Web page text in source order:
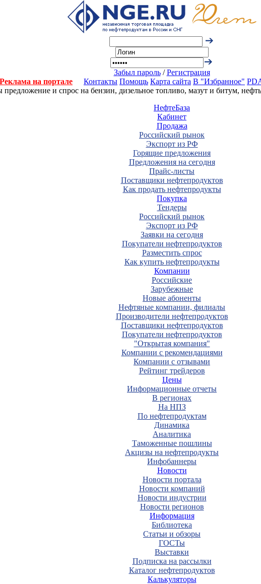
Забыл пароль/Регистрация
Реклама на портале
Контакты Помощь Карта сайта В "Избранное"
и спрос на бензин, дизельное топливо, мазут и битум,
НефтеБаза
Кабинет
Продажа
Российский рынок
Экспорт из РФ
Горящие предложения
Предложения на сегодня
Прайс-листы
Поставщики нефтепродуктов
Как продать нефтепродукты
Покупка
Тендеры
Российский рынок
Экспорт из РФ
Заявки на сегодня
Покупатели нефтепродуктов
Разместить спрос
Как купить нефтепродукты
Компании
Российские
Зарубежные
Новые абоненты
Нефтяные компании, филиалы
Производители нефтепродуктов
Поставщики нефтепродуктов
Покупатели нефтепродуктов
"Открытая компания"
Компании с рекомендациями
Компании с отзывами
Рейтинг трейдеров
Цены
Информационные отчеты
В регионах
На НПЗ
По нефтепродуктам
Динамика
Аналитика
Таможенные пошлины
Акцизы на нефтепродукты
Инфобаннеры
Новости
Новости портала
Новости компаний
Новости индустрии
Новости регионов
Информация
Библиотека
Статьи и обзоры
ГОСТы
Выставки
Подписка на рассылки
Каталог нефтепродуктов
Калькуляторы